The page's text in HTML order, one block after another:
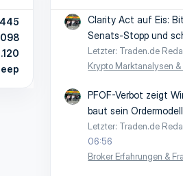
Clarity Act auf Eis:
Senats-Stopp und
Letzter: Traden.de
Krypto Marktanalysen
PFOF-Verbot zeigt
baut sein
Letzter: Traden.de
06:56
Broker Erfahrungen &